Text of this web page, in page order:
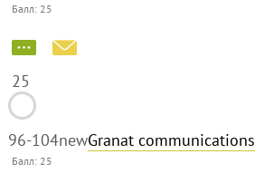
Балл: 25
25
96-104newGranat communications
Балл: 25